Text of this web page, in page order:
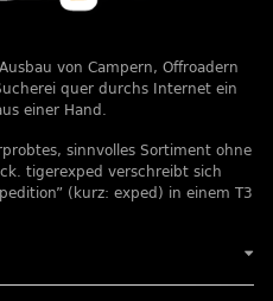
von Campern, Offroadern
quer durchs Internet ein
einer Hand.
sinnvolles Sortiment ohne
tigerexped verschreibt sich
(kurz: exped) in einem T3